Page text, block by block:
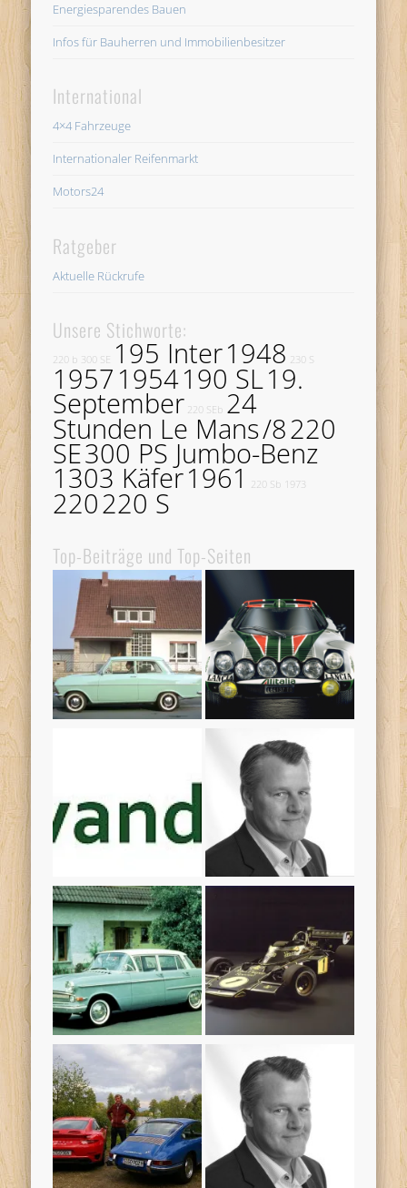
Energiesparendes Bauen
Infos für Bauherren und Immobilienbesitzer
International
4×4 Fahrzeuge
Internationaler Reifenmarkt
Motors24
Ratgeber
Aktuelle Rückrufe
Unsere Stichworte:
220 b 300 SE 195 Inter1948 230 S
1957 1954190 SL19.
September 220 SEb 24
Stunden Le Mans/8220
SE300 PS Jumbo-Benz
1303 Käfer1961 220 Sb 1973
220220 S
Top-Beiträge und Top-Seiten